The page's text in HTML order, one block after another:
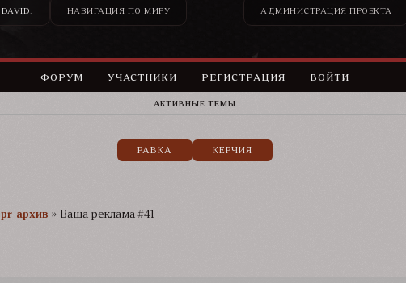
DAVID НАВИГАЦИЯ ПО МИРУ АДМИНИСТРАЦИЯ ПРОЕКТА
ФОРУМ УЧАСТНИКИ РЕГИСТРАЦИЯ ВОЙТИ
АКТИВНЫЕ ТЕМЫ
РАВКА КЕРЧИЯ
pr-архив » Ваша реклама #41